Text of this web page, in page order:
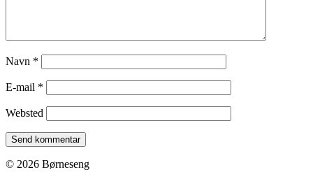
Navn *
E-mail *
Websted
© 2026 Børneseng